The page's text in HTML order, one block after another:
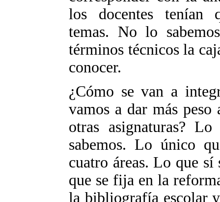
los docentes tenían
temas. No lo
términos técnicos la
conocer.
¿Cómo se van a
vamos a dar más
otras asignaturas?
sabemos. Lo único
cuatro áreas. Lo que sí
que se fija en la
la bibliografía escolar